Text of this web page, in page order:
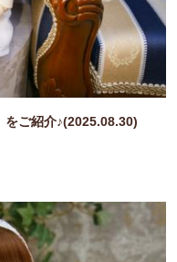
をご紹介♪(2025.08.30)